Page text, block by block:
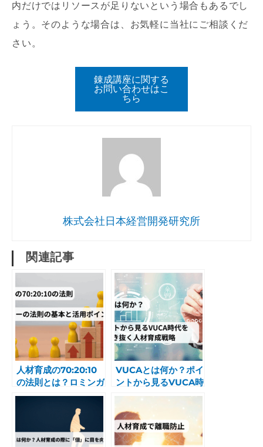
内だけではリソースが足りないという場合もあるでし
ょう。そのような場合は、お気軽に当社にご相談くだ
さい。
錬成講座に関する
お問い合わせはこ
ちら
株式会社日本経営開発研究所
関連記事
人材育成の70:20:10
の法則とは？ロミンガ
ーの法則の基本と活用
ポイントを紹介
VUCAとは何か？ポイ
ントから見るVUCA時
代を生き抜く人材育成